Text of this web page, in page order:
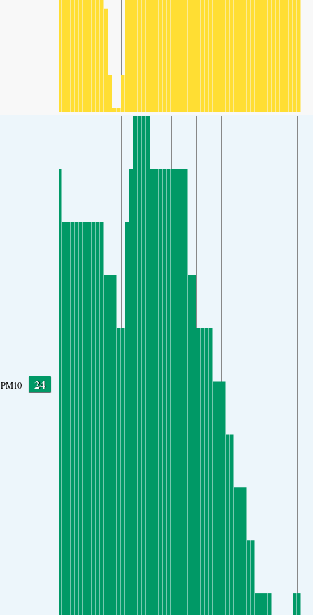
PM10 24